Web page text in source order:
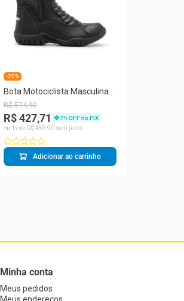
-20%
Bota Motociclista Masculina
Couro Cano Longo Conforto
R$ 574,90
R$ 427,71 7% OFF no PIX
ou 1 x de R$ 459 90 sem juros
Adicionar ao carrinho
Minha conta
Meus pedidos
Meus endereços